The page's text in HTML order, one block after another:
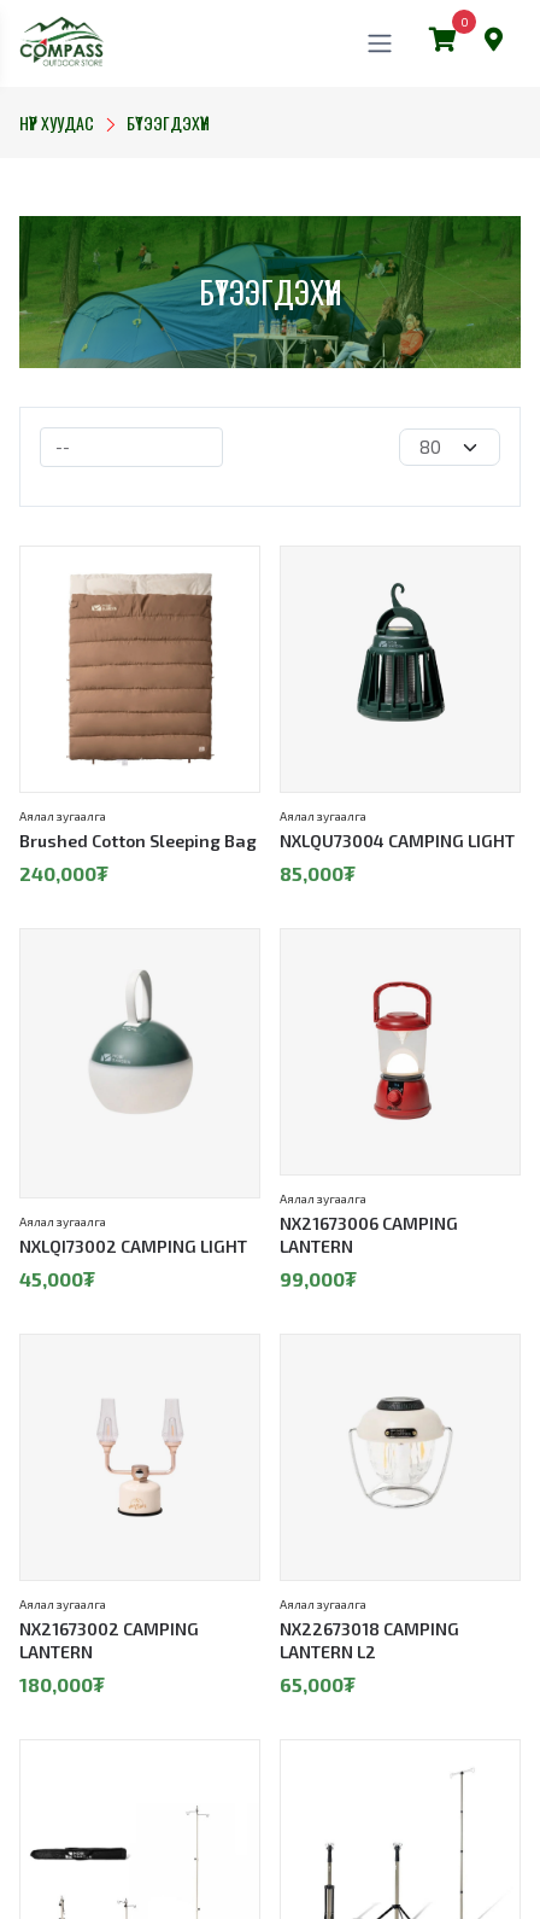
0
НҮҮР ХУУДАС БҮТЭЭГДЭХҮҮН
БҮТЭЭГДЭХҮҮН
Brushed Cotton Sleeping Bag
Аялал зугаалга
240,000₮
NXLQU73004 CAMPING LIGHT
Аялал зугаалга
85,000₮
NXLQI73002 CAMPING LIGHT
Аялал зугаалга
45,000₮
NX21673006 CAMPING
LANTERN
Аялал зугаалга
99,000₮
NX21673002 CAMPING
LANTERN
Аялал зугаалга
180,000₮
NX22673018 CAMPING
LANTERN L2
Аялал зугаалга
65,000₮